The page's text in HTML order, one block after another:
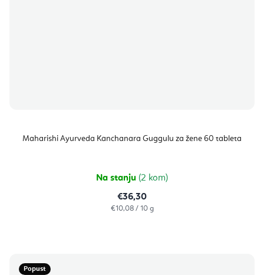
Maharishi Ayurveda Kanchanara Guggulu za žene 60 tableta
Na stanju (2 kom)
€36,30
Izračunaj
€10,08 / 10 g
Popust